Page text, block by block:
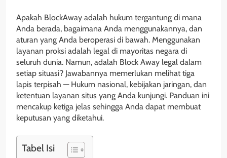
Apakah BlockAway adalah hukum tergantung di mana
Anda berada, bagaimana Anda menggunakannya, dan
aturan yang Anda beroperasi di bawah. Menggunakan
layanan proksi adalah legal di mayoritas negara di
seluruh dunia. Namun, adalah Block Away legal dalam
setiap situasi? Jawabannya memerlukan melihat tiga
lapis terpisah — Hukum nasional, kebijakan jaringan, dan
ketentuan layanan situs yang Anda kunjungi. Panduan ini
mencakup ketiga jelas sehingga Anda dapat membuat
keputusan yang diketahui.
Tabel Isi